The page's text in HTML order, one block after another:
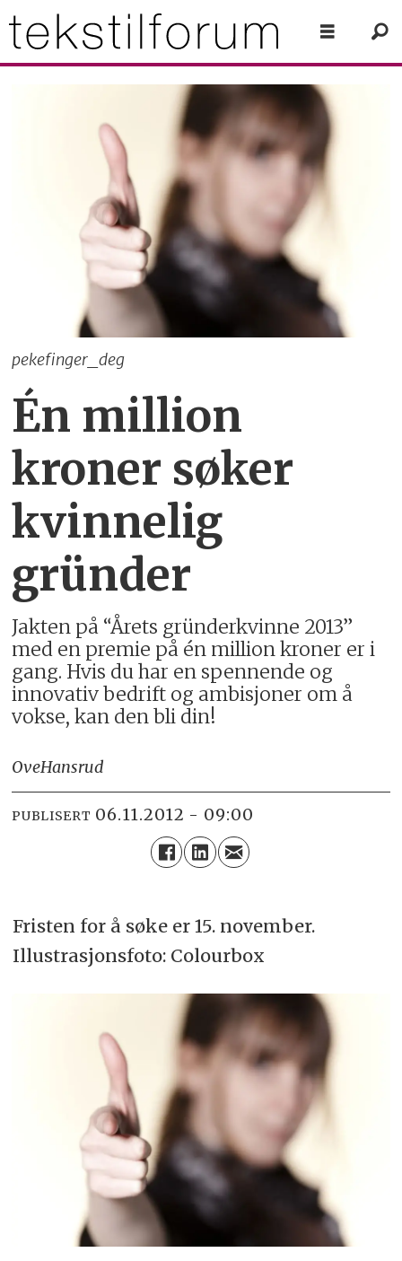
pekefinger_deg
Én million
kroner søker
kvinnelig
gründer
Jakten på “Årets gründerkvinne 2013”
med en premie på én million kroner er i
gang. Hvis du har en spennende og
innovativ bedrift og ambisjoner om å
vokse, kan den bli din!
OveHansrud
PUBLISERT 06.11.2012 - 09:00
Fristen for å søke er 15. november.
Illustrasjonsfoto: Colourbox